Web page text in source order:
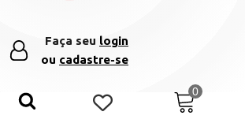
Faça seu login
ou cadastre-se